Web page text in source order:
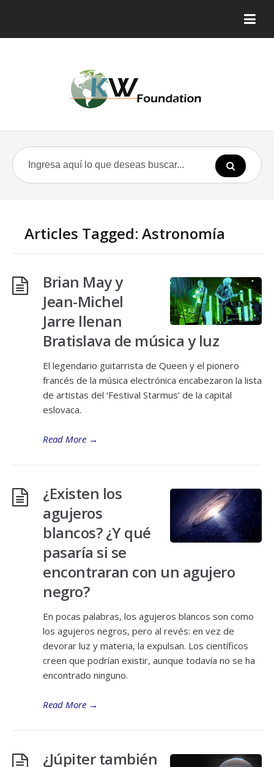
Articles Tagged: Astronomía
Brian May y
Jean-Michel
Jarre llenan
Bratislava de música y luz
El legendario guitarrista de Queen y el pionero
francés de la música electrónica encabezaron la lista
de artistas del ‘Festival Starmus’ de la capital
eslovaca.
Read More →
¿Existen los
agujeros
blancos? ¿Y qué
pasaría si se
encontraran con un agujero
negro?
En pocas palabras, los agujeros blancos son como
los agujeros negros, pero al revés: en vez de
devorar luz y materia, la expulsan. Los científicos
creen que podrían existir, aunque todavía no se ha
encontrado ninguno.
Read More →
¿Júpiter también